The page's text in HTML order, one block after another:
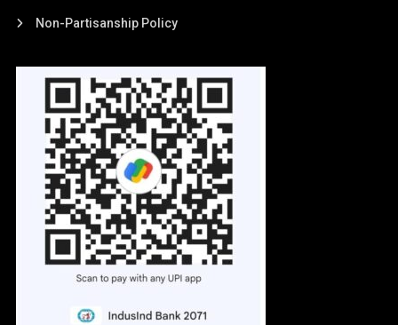
Non-Partisanship Policy